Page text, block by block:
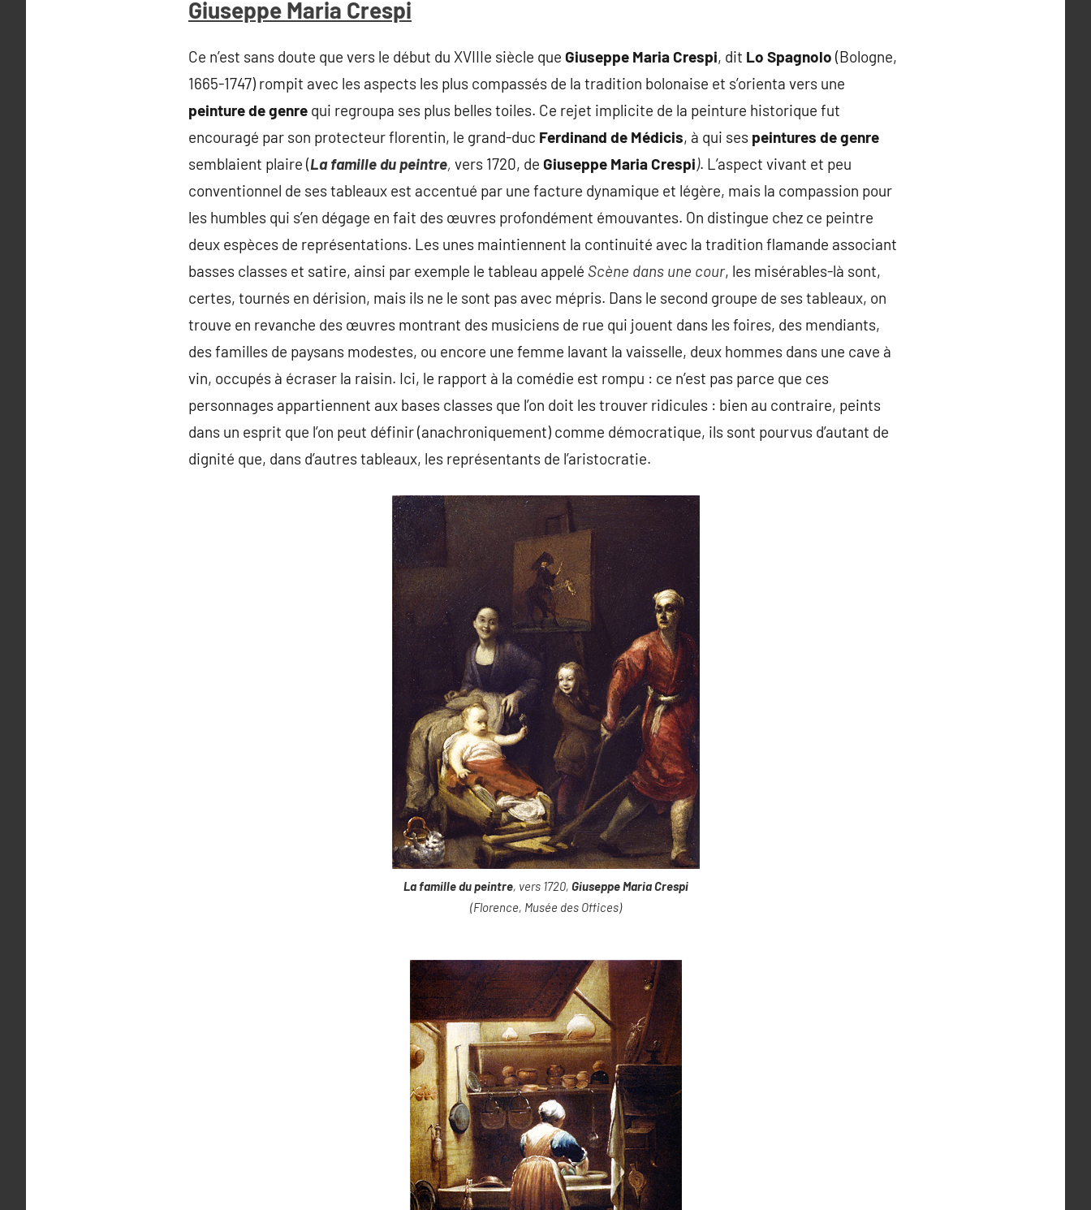
Giuseppe Maria Crespi
Ce n’est sans doute que vers le début du XVIIIe siècle que Giuseppe Maria Crespi, dit Lo Spagnolo (Bologne,
1665-1747) rompit avec les aspects les plus compassés de la tradition bolonaise et s’orienta vers une
peinture de genre qui regroupa ses plus belles toiles. Ce rejet implicite de la peinture historique fut
encouragé par son protecteur florentin, le grand-duc Ferdinand de Médicis, à qui ses peintures de genre
semblaient plaire (La famille du peintre, vers 1720, de Giuseppe Maria Crespi). L’aspect vivant et peu
conventionnel de ses tableaux est accentué par une facture dynamique et légère, mais la compassion pour
les humbles qui s’en dégage en fait des œuvres profondément émouvantes. On distingue chez ce peintre
deux espèces de représentations. Les unes maintiennent la continuité avec la tradition flamande associant
basses classes et satire, ainsi par exemple le tableau appelé Scène dans une cour, les misérables-là sont,
certes, tournés en dérision, mais ils ne le sont pas avec mépris. Dans le second groupe de ses tableaux, on
trouve en revanche des œuvres montrant des musiciens de rue qui jouent dans les foires, des mendiants,
des familles de paysans modestes, ou encore une femme lavant la vaisselle, deux hommes dans une cave à
vin, occupés à écraser la raisin. Ici, le rapport à la comédie est rompu : ce n’est pas parce que ces
personnages appartiennent aux bases classes que l’on doit les trouver ridicules : bien au contraire, peints
dans un esprit que l’on peut définir (anachroniquement) comme démocratique, ils sont pourvus d’autant de
dignité que, dans d’autres tableaux, les représentants de l’aristocratie.
La famille du peintre, vers 1720, Giuseppe Maria Crespi
(Florence, Musée des Offices)